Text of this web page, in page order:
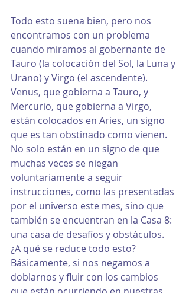
Todo esto suena bien, pero nos
encontramos con un problema
cuando miramos al gobernante de
Tauro (la colocación del Sol, la Luna y
Urano) y Virgo (el ascendente).
Venus, que gobierna a Tauro, y
Mercurio, que gobierna a Virgo,
están colocados en Aries, un signo
que es tan obstinado como vienen.
No solo están en un signo de que
muchas veces se niegan
voluntariamente a seguir
instrucciones, como las presentadas
por el universo este mes, sino que
también se encuentran en la Casa 8:
una casa de desafíos y obstáculos.
¿A qué se reduce todo esto?
Básicamente, si nos negamos a
doblarnos y fluir con los cambios